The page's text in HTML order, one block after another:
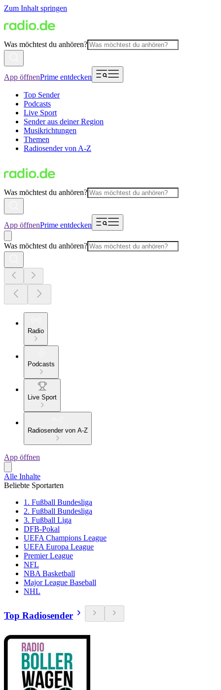
Zum Inhalt springen
Was möchtest du anhören?
App öffnenPrime entdecken
Top Sender
Podcasts
Live Sport
Sender aus deiner Region
Musikrichtungen
Themen
Radiosender von A-Z
Was möchtest du anhören?
App öffnenPrime entdecken
Was möchtest du anhören?
Radio
Podcasts
Live Sport
Radiosender von A-Z
App öffnen
Alle Inhalte
Beliebte Sportarten
1. Fußball Bundesliga
2. Fußball Bundesliga
3. Fußball Liga
DFB-Pokal
UEFA Champions League
UEFA Europa League
Premier League
NFL
NBA Basketball
Major League Baseball
NHL
Top Radiosender